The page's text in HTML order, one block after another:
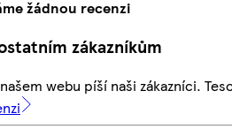
žádnou recenzi
zákazníkům
webu píší naši zákazníci.